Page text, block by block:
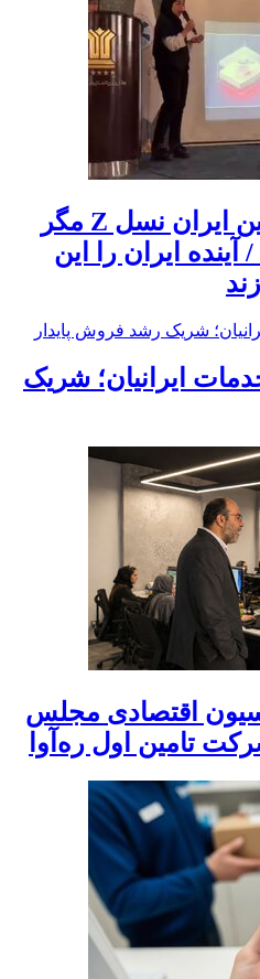
سیلیکن ولیِ تهران؛ این ایران نسل Z مگر
ایران را این
ایرانیان؛ شریک
اقتصادی مجلس
تامین اول ره‌آوا